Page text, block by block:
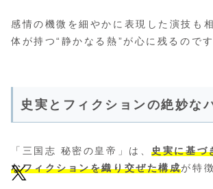
感情の機微を細やかに表現した演技も
体が持つ“静かなる熱”が心に残るのです
史実とフィクションの絶妙な
「三国志 秘密の皇帝」は、史実に基づ
なフィクションを織り交ぜた構成が特